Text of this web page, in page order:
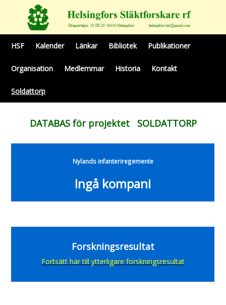
HSF Kalender Länkar Bibliotek Publikationer
Organisation Medlemmar Historia Kontakt
Soldattorp
DATABAS för projektet SOLDATTORP
Nylands infanteriregemente
Ingå kompani
Forskningsresultat
Fortsätt här till ytterligare forskningsresultat